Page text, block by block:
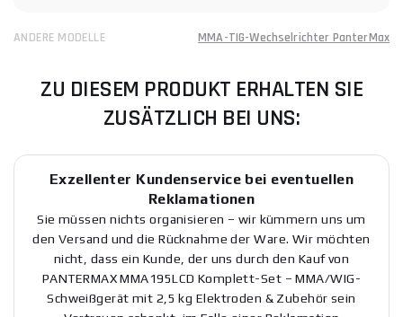
ANDERE MODELLE MMA-TIG-Wechselrichter PanterMax
ZU DIESEM PRODUKT ERHALTEN SIE
ZUSÄTZLICH BEI UNS:
Exzellenter Kundenservice bei eventuellen
Reklamationen
Sie müssen nichts organisieren – wir kümmern uns um
den Versand und die Rücknahme der Ware. Wir möchten
nicht, dass ein Kunde, der uns durch den Kauf von
PANTERMAX MMA195LCD Komplett-Set – MMA/WIG-
Schweißgerät mit 2,5 kg Elektroden & Zubehör sein